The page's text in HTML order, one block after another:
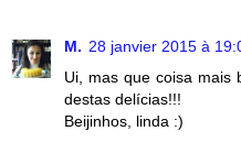
M. 28 janvier 2015 à
Ui, mas que coisa mais
destas delícias!!!
Beijinhos, linda :)